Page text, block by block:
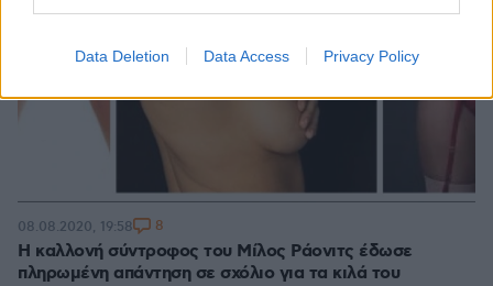
Data Deletion Data Access Privacy Policy
Η καλλονή σύντροφος του Μίλος Ράονιτς έδωσε
πληρωμένη απάντηση σε σχόλιο για τα κιλά του
08.08.2020, 19:58 8